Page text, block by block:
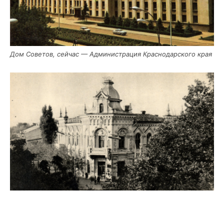
Дом Сове­тов, сей­час — Адми­ни­стра­ция Крас­но­дар­ско­го края